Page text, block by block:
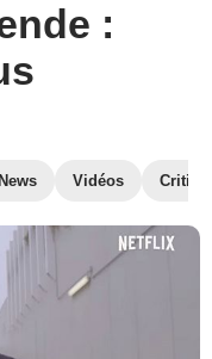
:
News Vidéos